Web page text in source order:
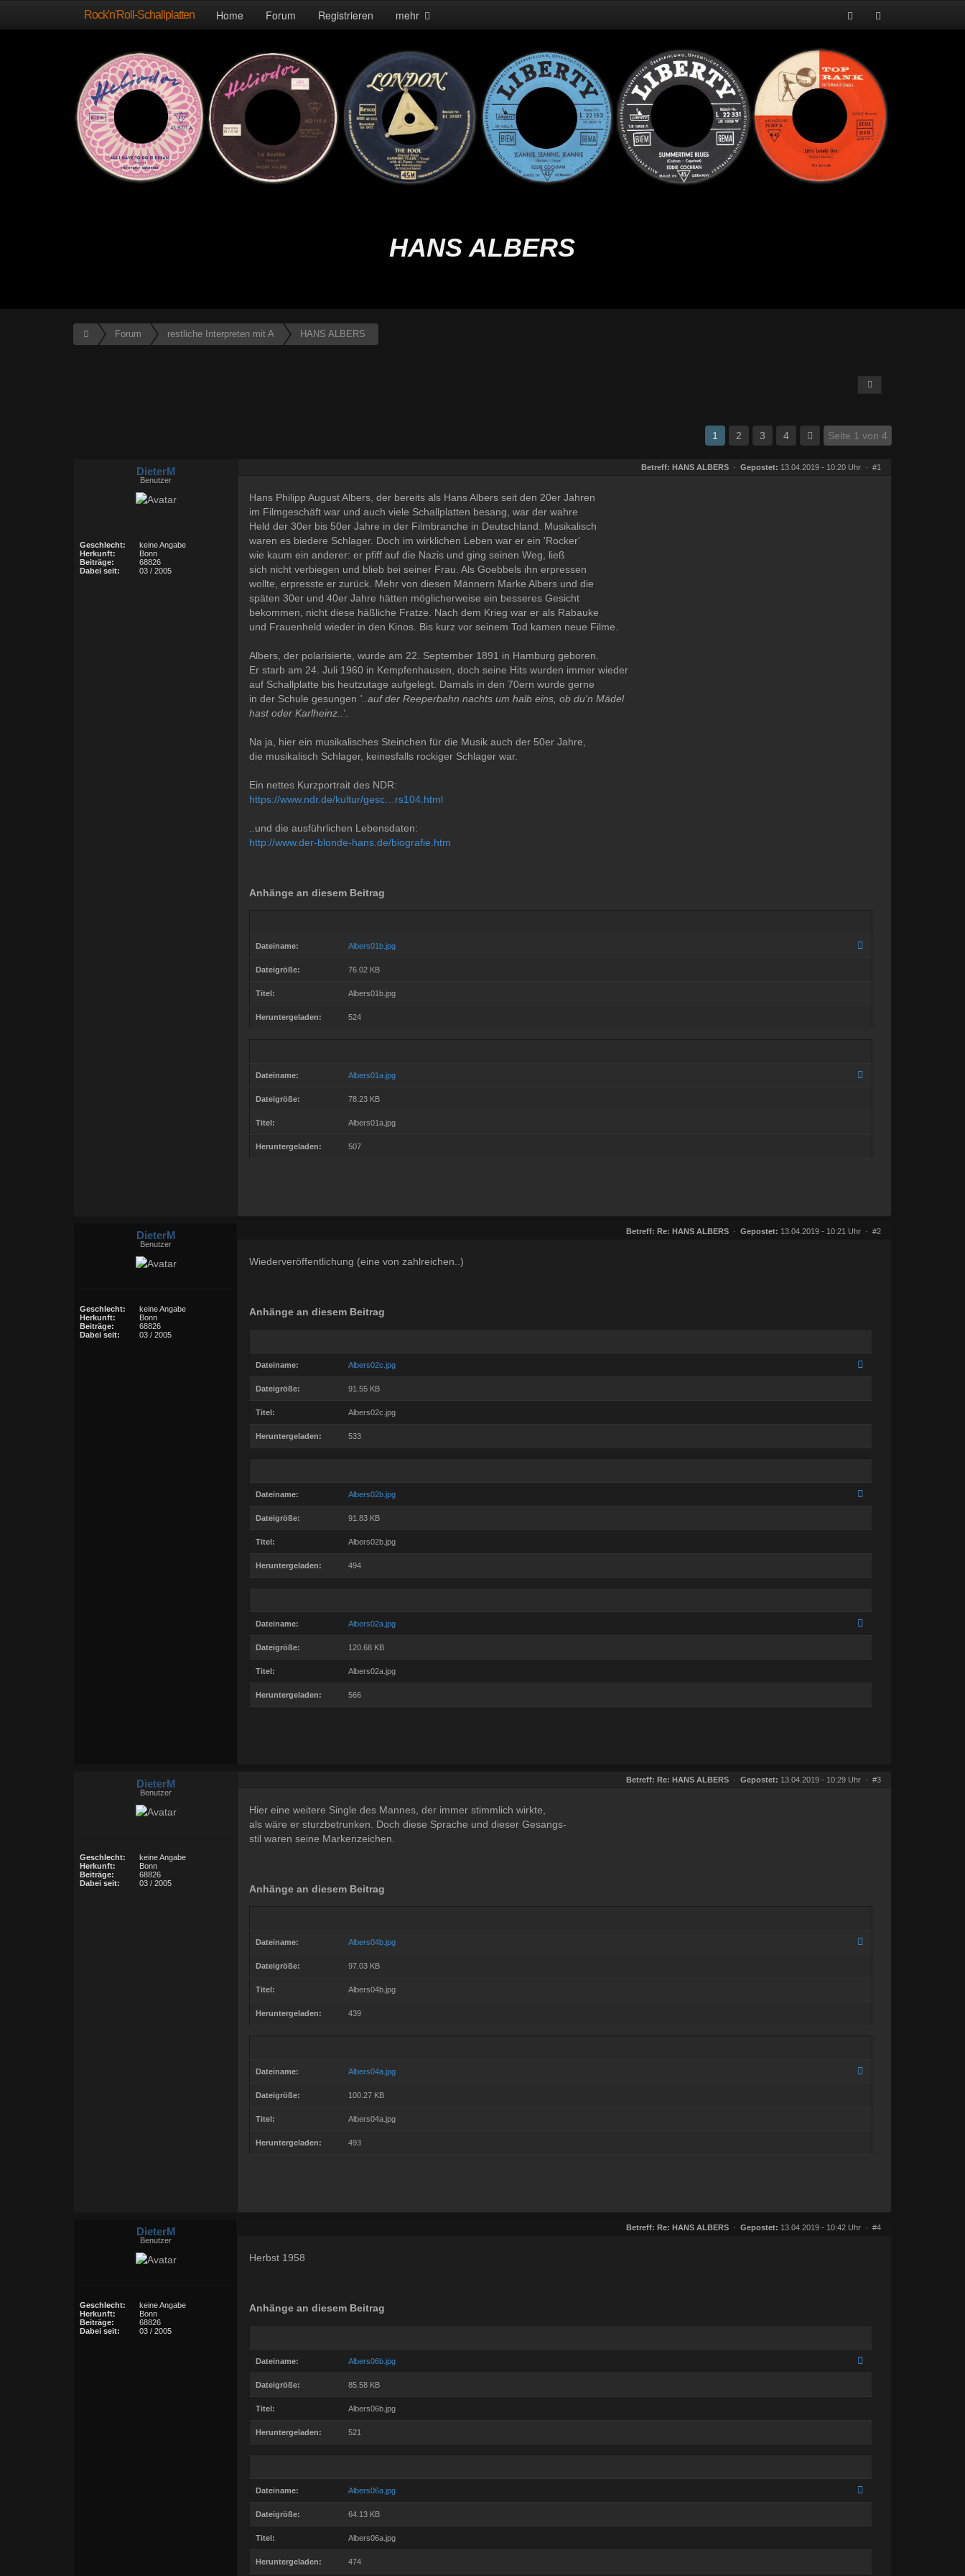
Rock'n'Roll-Schallplatten Home Forum Registrieren mehr
HANS ALBERS
Forum restliche Interpreten mit A HANS ALBERS
1 2 3 4 Seite 1 von 4
DieterM
Benutzer
Geschlecht:
keine Angabe
Herkunft:
Bonn
Beiträge:
68826
Dabei seit:
03 / 2005
Betreff: HANS ALBERS · Gepostet: 13.04.2019 - 10:20 Uhr · #1
Hans Philipp August Albers, der bereits als Hans Albers seit den 20er Jahren
im Filmgeschäft war und auch viele Schallplatten besang, war der wahre
Held der 30er bis 50er Jahre in der Filmbranche in Deutschland. Musikalisch
waren es biedere Schlager. Doch im wirklichen Leben war er ein 'Rocker'
wie kaum ein anderer: er pfiff auf die Nazis und ging seinen Weg, ließ
sich nicht verbiegen und blieb bei seiner Frau. Als Goebbels ihn erpressen
wollte, erpresste er zurück. Mehr von diesen Männern Marke Albers und die
späten 30er und 40er Jahre hätten möglicherweise ein besseres Gesicht
bekommen, nicht diese häßliche Fratze. Nach dem Krieg war er als Rabauke
und Frauenheld wieder in den Kinos. Bis kurz vor seinem Tod kamen neue Filme.
Albers, der polarisierte, wurde am 22. September 1891 in Hamburg geboren.
Er starb am 24. Juli 1960 in Kempfenhausen, doch seine Hits wurden immer wieder
auf Schallplatte bis heutzutage aufgelegt. Damals in den 70ern wurde gerne
in der Schule gesungen '..auf der Reeperbahn nachts um halb eins, ob du'n Mädel
hast oder Karlheinz..'
Na ja, hier ein musikalisches Steinchen für die Musik auch der 50er Jahre,
die musikalisch Schlager, keinesfalls rockiger Schlager war.
Ein nettes Kurzportrait des NDR:
https://www.ndr.de/kultur/gesc…rs104.html
..und die ausführlichen Lebensdaten:
http://www.der-blonde-hans.de/biografie.htm
Anhänge an diesem Beitrag
Dateiname: Albers01b.jpg
Dateigröße: 76.02 KB
Titel: Albers01b.jpg
Heruntergeladen: 524
Dateiname: Albers01a.jpg
Dateigröße: 78.23 KB
Titel: Albers01a.jpg
Heruntergeladen: 507
DieterM
Benutzer
Geschlecht:
keine Angabe
Herkunft:
Bonn
Beiträge:
68826
Dabei seit:
03 / 2005
Betreff: Re: HANS ALBERS · Gepostet: 13.04.2019 - 10:21 Uhr · #2
Wiederveröffentlichung (eine von zahlreichen..)
Anhänge an diesem Beitrag
Dateiname: Albers02c.jpg
Dateigröße: 91.55 KB
Titel: Albers02c.jpg
Heruntergeladen: 533
Dateiname: Albers02b.jpg
Dateigröße: 91.83 KB
Titel: Albers02b.jpg
Heruntergeladen: 494
Dateiname: Albers02a.jpg
Dateigröße: 120.68 KB
Titel: Albers02a.jpg
Heruntergeladen: 566
DieterM
Benutzer
Geschlecht:
keine Angabe
Herkunft:
Bonn
Beiträge:
68826
Dabei seit:
03 / 2005
Betreff: Re: HANS ALBERS · Gepostet: 13.04.2019 - 10:29 Uhr · #3
Hier eine weitere Single des Mannes, der immer stimmlich wirkte,
als wäre er sturzbetrunken. Doch diese Sprache und dieser Gesangs-
stil waren seine Markenzeichen.
Anhänge an diesem Beitrag
Dateiname: Albers04b.jpg
Dateigröße: 97.03 KB
Titel: Albers04b.jpg
Heruntergeladen: 439
Dateiname: Albers04a.jpg
Dateigröße: 100.27 KB
Titel: Albers04a.jpg
Heruntergeladen: 493
DieterM
Benutzer
Geschlecht:
keine Angabe
Herkunft:
Bonn
Beiträge:
68826
Dabei seit:
03 / 2005
Betreff: Re: HANS ALBERS · Gepostet: 13.04.2019 - 10:42 Uhr · #4
Herbst 1958
Anhänge an diesem Beitrag
Dateiname: Albers06b.jpg
Dateigröße: 85.58 KB
Titel: Albers06b.jpg
Heruntergeladen: 521
Dateiname: Albers06a.jpg
Dateigröße: 64.13 KB
Titel: Albers06a.jpg
Heruntergeladen: 474